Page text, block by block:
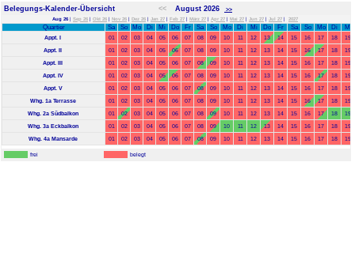
Belegungs-Kalender-Übersicht << August 2026 >>
Aug 26 | Sep 26 | Okt 26 | Nov 26 | Dez 26 | Jan 27 | Feb 27 | März 27 | Apr 27 | Mai 27 | Jun 27 | Jul 27 | 2027
Quartier Sa So Mo Di Mi Do Fr Sa So Mo Di Mi Do Fr Sa So Mo Di
Mi
Appt. I
01 02 03 04 05 06 07 08 09 10 11 12 13 14 15 16 17 18
19
Appt. II
01 02 03 04 05 06 07 08 09 10 11 12 13 14 15 16 17 18
19
Appt. III
01 02 03 04 05 06 07 08 09 10 11 12 13 14 15 16 17 18
19
Appt. IV
01 02 03 04 05 06 07 08 09 10 11 12 13 14 15 16 17 18
19
Appt. V
01 02 03 04 05 06 07 08 09 10 11 12 13 14 15 16 17 18
19
Whg. 1a Terrasse
01 02 03 04 05 06 07 08 09 10 11 12 13 14 15 16 17 18
19
Whg. 2a Südbalkon
01 02 03 04 05 06 07 08 09 10 11 12 13 14 15 16 17 18
19
Whg. 3a Eckbalkon
01 02 03 04 05 06 07 08 09 10 11 12 13 14 15 16 17 18
19
Whg. 4a Mansarde
01 02 03 04 05 06 07 08 09 10 11 12 13 14 15 16 17 18 19
frei belegt